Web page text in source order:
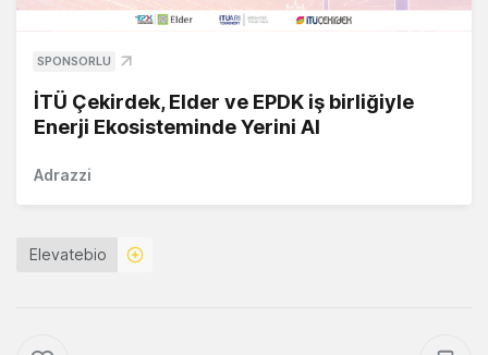
SPONSORLU
İTÜ Çekirdek, Elder ve EPDK iş birliğiyle
Enerji Ekosisteminde Yerini Al
Adrazzi
Elevatebio